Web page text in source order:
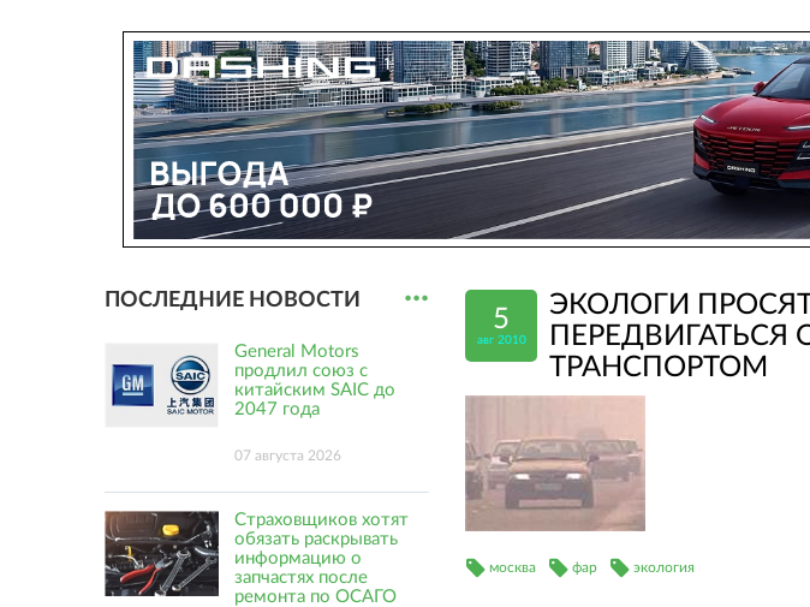
5
авг 2010
ЭКОЛОГИ
ТРАНСПОРТОМ
москва фар экология
ПОСЛЕДНИЕ НОВОСТИ ...
General Motors
продлил союз с
китайским SAIC до
2047 года
07 августа 2026
Страховщиков хотят
обязать раскрывать
информацию о
запчастях после
ремонта по ОСАГО